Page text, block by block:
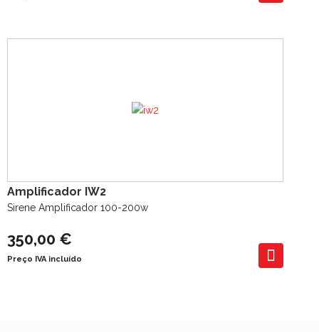
Amplificador IW2
Sirene Amplificador 100-200w
350,00 €
Preço IVA incluído